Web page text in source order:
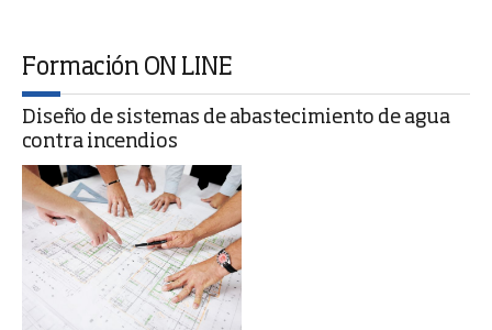
Formación ON LINE
Diseño de sistemas de abastecimiento de agua
contra incendios